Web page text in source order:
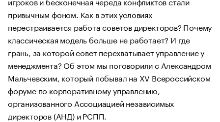
привычным фоном. Как в этих условиях
перестраивается работа советов директоров? Почему
классическая модель больше не работает? И где
грань, за которой совет перехватывает управление у
менеджмента? Об этом мы поговорили с Александром
Мальчевским, который побывал на XV Всероссийском
форуме по корпоративному управлению,
организованного Ассоциацией независимых
директоров (АНД) и РСПП.